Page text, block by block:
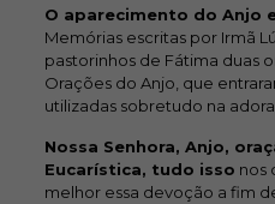
O aparecimento do Anjo
Memórias escritas por Irmã
pastorinhos de Fátima duas
Orações do Anjo, que
utilizadas sobretudo na
Nossa Senhora, Anjo,
Eucarística, tudo isso nos
melhor essa devoção a fim